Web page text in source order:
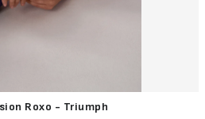
Roxo - Triumph